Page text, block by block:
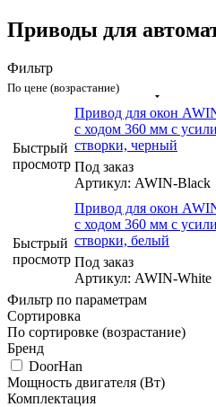
Приводы для
Фильтр
По цене (возрастание)
Быстрый
просмотр
Привод для окон
с ходом 360 мм с
створки, черный
Под заказ
Артикул: AWIN-Black
Быстрый
просмотр
Привод для окон
с ходом 360 мм с
створки, белый
Под заказ
Артикул: AWIN-White
Фильтр по параметрам
Сортировка
По сортировке (возрастание)
Бренд
DoorHan
Мощность двигателя (Вт)
Комплектация